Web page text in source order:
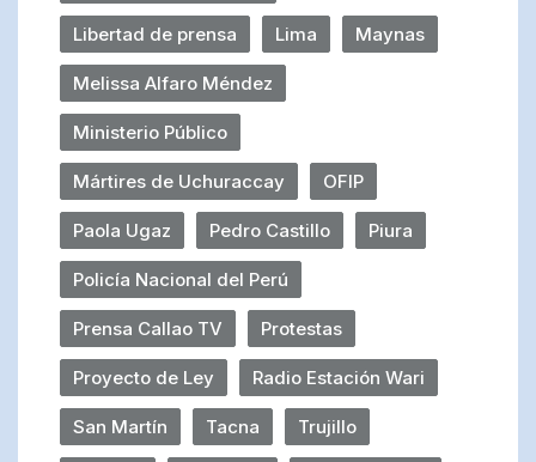
Libertad de prensa Lima Maynas
Melissa Alfaro Méndez
Ministerio Público
Mártires de Uchuraccay OFIP
Paola Ugaz Pedro Castillo Piura
Policía Nacional del Perú
Prensa Callao TV Protestas
Proyecto de Ley Radio Estación Wari
San Martín Tacna Trujillo